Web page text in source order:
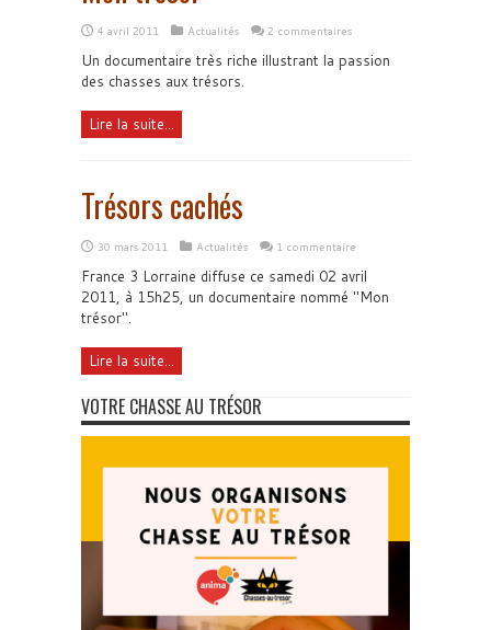
4 avril 2011 Actualités 2 commentaires
Un documentaire très riche illustrant la passion
des chasses aux trésors.
Lire la suite...
Trésors cachés
30 mars 2011 Actualités 1 commentaire
France 3 Lorraine diffuse ce samedi 02 avril
2011, à 15h25, un documentaire nommé "Mon
trésor".
Lire la suite...
VOTRE CHASSE AU TRÉSOR